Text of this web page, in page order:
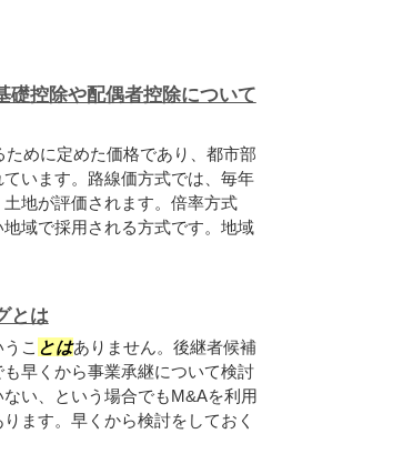
礎控除や配偶者控除について
めに定めた価格であり、都市部
います。路線価方式では、毎年
地が評価されます。倍率方式
域で採用される方式です。地域
とは
こ とはありません。後継者候補
早くから事業承継について検討
い、という場合でもM&Aを利用
ます。早くから検討をしておく